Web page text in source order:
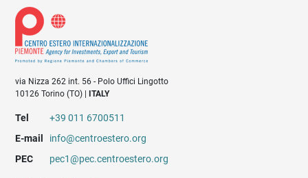
via Nizza 262 int. 56 - Polo Uffici Lingotto
10126 Torino (TO) |
ITALY
Tel
+39 011 6700511
E-mail
info@centroestero.org
PEC
pec1@pec.centroestero.org